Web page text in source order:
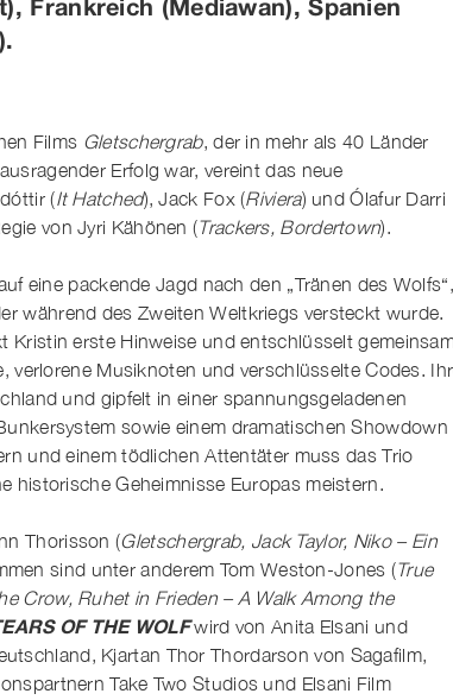
Frankreich (Mediawan), Spanien
Films Gletschergrab, der in mehr als 40 Länder
Erfolg war, vereint das neue
(It Hatched), Jack Fox (Riviera) und Ólafur Darri
von Jyri Kähönen (Trackers, Bordertown).
eine packende Jagd nach den „Tränen des Wolfs“,
während des Zweiten Weltkriegs versteckt wurde.
Kristin erste Hinweise und entschlüsselt
verlorene Musiknoten und verschlüsselte Codes.
und gipfelt in einer spannungsgeladenen
sowie einem dramatischen Showdown
und einem tödlichen Attentäter muss das Trio
historische Geheimnisse Europas meistern.
Thorisson (Gletschergrab, Jack Taylor, Niko – Ein
sind unter anderem Tom Weston-Jones (True
Crow, Ruhet in Frieden – A Walk Among the
OF THE WOLFwird von Anita Elsani und
Kjartan Thor Thordarson von Sagafilm,
Take Two Studios und Elsani Film